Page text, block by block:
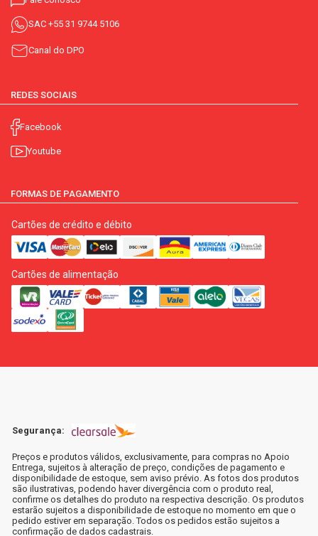
SAC +55 31 9744 5106
Canal do DPO
REDES SOCIAIS
Facebook
Youtube
FORMAS DE PAGAMENTO
Cartões de crédito e débito
Cartões de alimentação
Segurança:
Preços e produtos válidos, exclusivamente, para compras no Apoio
Entrega, sujeitos à alteração de preço, condições de pagamento e
disponibilidade de estoque, sem aviso prévio. As fotos dos produtos
são ilustrativas, podendo haver divergência com o produto real,
confirme os detalhes do produto na respectiva descrição. Os produtos
estarão sujeitos a disponibilidade de estoque no momento em que o
pedido estiver em separação. Todos os pedidos estão sujeitos a
confirmação de dados cadastrais.